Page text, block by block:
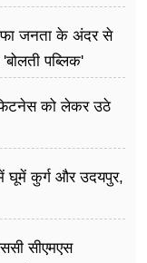
जनता के अंदर से
पब्लिक'
को लेकर उठे
घूमें कुर्ग और उदयपुर,
सीएमएस